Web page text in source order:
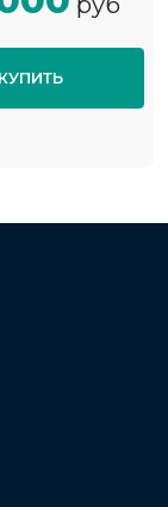
КУПИТЬ